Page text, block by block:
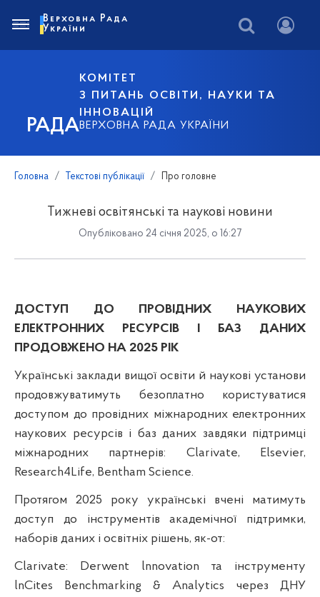
РАДА
КОМІТЕТ
З ПИТАНЬ ОСВІТИ, НАУКИ ТА
ІННОВАЦІЙ
ВЕРХОВНА РАДА УКРАЇНИ
Верховна Рада
України
Головна Текстові публікації Про головне
Тижневі освітянські та наукові новини
Опубліковано 24 січня 2025, о 16:27
ДОСТУП ДО ПРОВІДНИХ НАУКОВИХ
ЕЛЕКТРОННИХ РЕСУРСІВ І БАЗ ДАНИХ
ПРОДОВЖЕНО НА 2025 РІК
Українські заклади вищої освіти й наукові установи
продовжуватимуть безоплатно користуватися
доступом до провідних міжнародних електронних
наукових ресурсів і баз даних завдяки підтримці
міжнародних партнерів: Clarivate, Elsevier,
Research4Life, Bentham Science.
Протягом 2025 року українські вчені матимуть
доступ до інструментів академічної підтримки,
наборів даних і освітніх рішень, як-от:
Clarivate: Derwent lnnovation та інструменту
lnCites Benchmarking & Analytics через ДНУ